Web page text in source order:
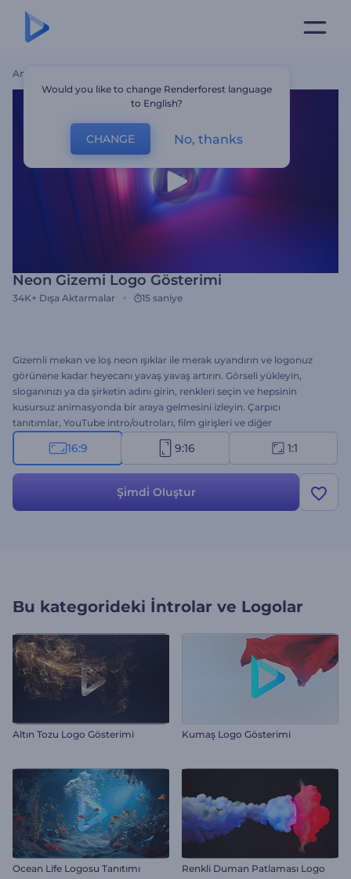
Ana Sayfa
Neon Gizemi Logo Gösterimi
34K+ Dışa Aktarmalar 15 saniye
Gizemli mekan ve loş neon ışıklar ile merak uyandırın ve logonuz
görünene kadar heyecanı yavaş yavaş artırın. Görseli yükleyin,
sloganınızı ya da şirketin adını girin, renkleri seçin ve hepsinin
kusursuz animasyonda bir araya gelmesini izleyin. Çarpıcı
tanıtımlar, YouTube intro/outroları, film girişleri ve diğer
projelerinizde kullanın. Hemen deneyin!
16:9 9:16 1:1
Şi̇mdi̇ Oluştur
Bu kategorideki İntrolar ve Logolar
Altın Tozu Logo Gösterimi Kumaş Logo Gösterimi
Ocean Life Logosu Tanıtımı Renkli Duman Patlaması Logo
Would you like to change Renderforest language
to English?
CHANGE No, thanks